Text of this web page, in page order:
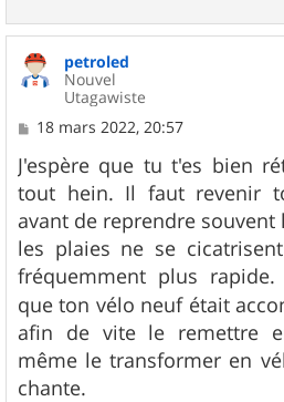
petroled
Nouvel
Utagawiste
M
s
s
a
g
e
18 mars 2022, 20:57
J'espère que tu t'es bien
tout hein. Il faut revenir
avant de reprendre souvent
les plaies ne se
fréquemment plus rapide.
que ton vélo neuf était
afin de vite le remettre
même le transformer en
chante.